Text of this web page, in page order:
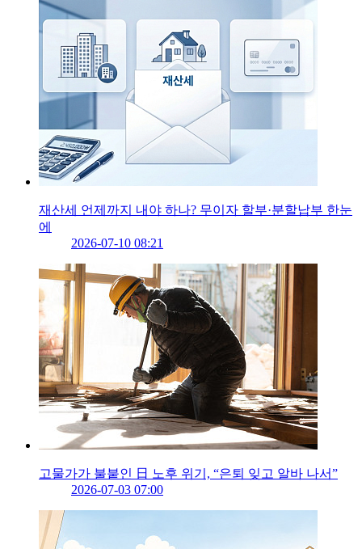
재산세 언제까지 내야 하나? 무이자 할부·분할납부 한눈
에
2026-07-10 08:21
고물가가 불붙인 日 노후 위기, “은퇴 잊고 알바 나서”
2026-07-03 07:00